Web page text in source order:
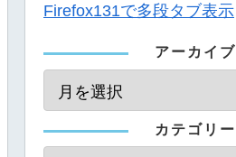
Firefox131で多段タブ表示
アーカイブ
カテゴリー